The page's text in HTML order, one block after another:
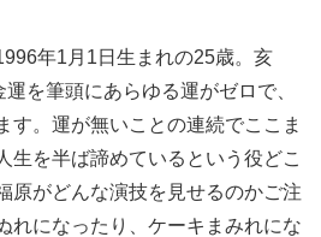
年1月1日生まれの25歳。亥
を筆頭にあらゆる運がゼロで、
す。運が無いことの連続でここま
生を半ば諦めているという役どこ
原がどんな演技を見せるのかご注
れになったり、ケーキまみれにな